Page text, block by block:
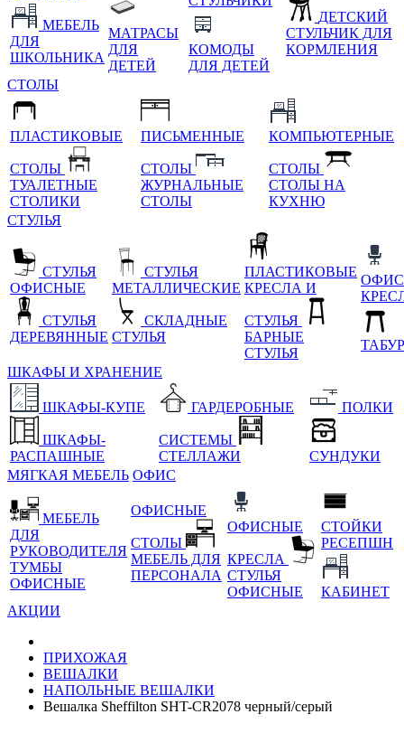
МЕБЕЛЬ
ДЛЯ
ШКОЛЬНИКА
МАТРАСЫ
ДЛЯ
ДЕТЕЙ
КОМОДЫ
ДЛЯ ДЕТЕЙ
ДЕТСКИЙ
СТУЛЬЧИК ДЛЯ
КОРМЛЕНИЯ
СТОЛЫ
ПЛАСТИКОВЫЕ
СТОЛЫ
ТУАЛЕТНЫЕ
СТОЛИКИ
ПИСЬМЕННЫЕ
СТОЛЫ
ЖУРНАЛЬНЫЕ
СТОЛЫ
КОМПЬЮТЕРНЫЕ
СТОЛЫ
СТОЛЫ НА
КУХНЮ
СТУЛЬЯ
СТУЛЬЯ
ОФИСНЫЕ
СТУЛЬЯ
ДЕРЕВЯННЫЕ
СТУЛЬЯ
МЕТАЛЛИЧЕСКИЕ
СКЛАДНЫЕ
СТУЛЬЯ
ПЛАСТИКОВЫЕ
КРЕСЛА И
СТУЛЬЯ
БАРНЫЕ
СТУЛЬЯ
ШКАФЫ И ХРАНЕНИЕ
ШКАФЫ-КУПЕ
ШКАФЫ-
РАСПАШНЫЕ
ГАРДЕРОБНЫЕ
СИСТЕМЫ
СТЕЛЛАЖИ
ПОЛКИ
СУНДУКИ
МЯГКАЯ МЕБЕЛЬ ОФИС
МЕБЕЛЬ
ДЛЯ
РУКОВОДИТЕЛЯ
ТУМБЫ
ОФИСНЫЕ
ОФИСНЫЕ
СТОЛЫ
МЕБЕЛЬ ДЛЯ
ПЕРСОНАЛА
ОФИСНЫЕ
КРЕСЛА
СТУЛЬЯ
ОФИСНЫЕ
СТОЙКИ
РЕСЕПШН
КАБИНЕТ
АКЦИИ
ПРИХОЖАЯ
ВЕШАЛКИ
НАПОЛЬНЫЕ ВЕШАЛКИ
Вешалка Sheffilton SHT-CR2078 черный/серый